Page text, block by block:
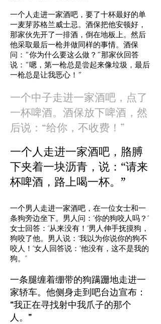
一个人走进一家酒吧，要了十杯最好的单
一麦芽苏格兰威士忌。酒保把他安顿好，
那家伙先开了一排酒，倒在地板上。然后
他采取最后一枪并做同样的事情。酒保
问：“你为什么要这么做？”那家伙回答
说：“嗯，第一枪总是尝起来像垃圾，最后
一枪总是让我恶心！”
一个中子走进一家酒吧，点了
一杯啤酒。酒保放下啤酒，然
后说：“给你，不收费！”
一个人走进一家酒吧，胳膊
下夹着一块沥青，说：“请来
杯啤酒，路上喝一杯。”
一个男人走进一家酒吧，在一位女士和一
条狗旁边坐下。男人问：“你的狗咬人吗？”
女士回答：“从来没有！”男人伸手抚摸狗，
狗咬了他。男人说：“我以为你说你的狗不
咬人！”女人回答说：“他没有，这不是我的
狗。”
一条腿缠着绷带的狗蹒跚地走进一
家轿车。他侧身走到吧台边宣布：
“我正在寻找射中我爪子的那个
人。”